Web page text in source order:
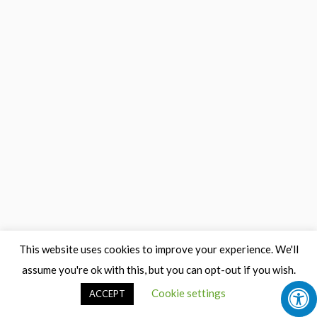
This website uses cookies to improve your experience. We'll
assume you're ok with this, but you can opt-out if you wish.
Cookie settings
ACCEPT